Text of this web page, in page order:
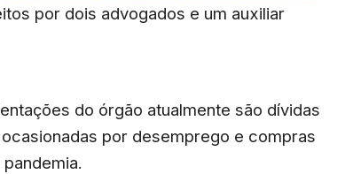
por dois advogados e um auxiliar
do órgão atualmente são dívidas
por desemprego e compras